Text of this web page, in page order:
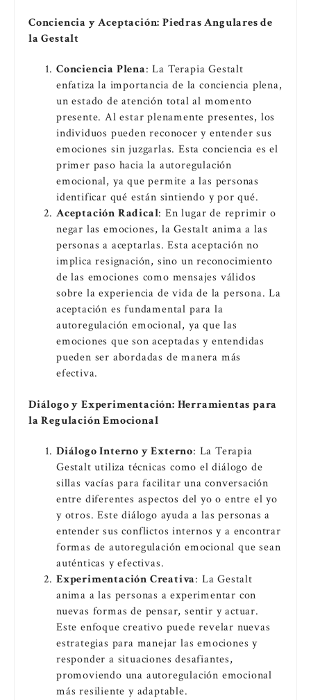
Conciencia y Aceptación: Piedras Angulares de
la Gestalt
Conciencia Plena: La Terapia Gestalt
enfatiza la importancia de la conciencia plena,
un estado de atención total al momento
presente. Al estar plenamente presentes, los
individuos pueden reconocer y entender sus
emociones sin juzgarlas. Esta conciencia es el
primer paso hacia la autoregulación
emocional, ya que permite a las personas
identificar qué están sintiendo y por qué.
Aceptación Radical: En lugar de reprimir o
negar las emociones, la Gestalt anima a las
personas a aceptarlas. Esta aceptación no
implica resignación, sino un reconocimiento
de las emociones como mensajes válidos
sobre la experiencia de vida de la persona. La
aceptación es fundamental para la
autoregulación emocional, ya que las
emociones que son aceptadas y entendidas
pueden ser abordadas de manera más
efectiva.
Diálogo y Experimentación: Herramientas para
la Regulación Emocional
Diálogo Interno y Externo: La Terapia
Gestalt utiliza técnicas como el diálogo de
sillas vacías para facilitar una conversación
entre diferentes aspectos del yo o entre el yo
y otros. Este diálogo ayuda a las personas a
entender sus conflictos internos y a encontrar
formas de autoregulación emocional que sean
auténticas y efectivas.
Experimentación Creativa: La Gestalt
anima a las personas a experimentar con
nuevas formas de pensar, sentir y actuar.
Este enfoque creativo puede revelar nuevas
estrategias para manejar las emociones y
responder a situaciones desafiantes,
promoviendo una autoregulación emocional
más resiliente y adaptable.